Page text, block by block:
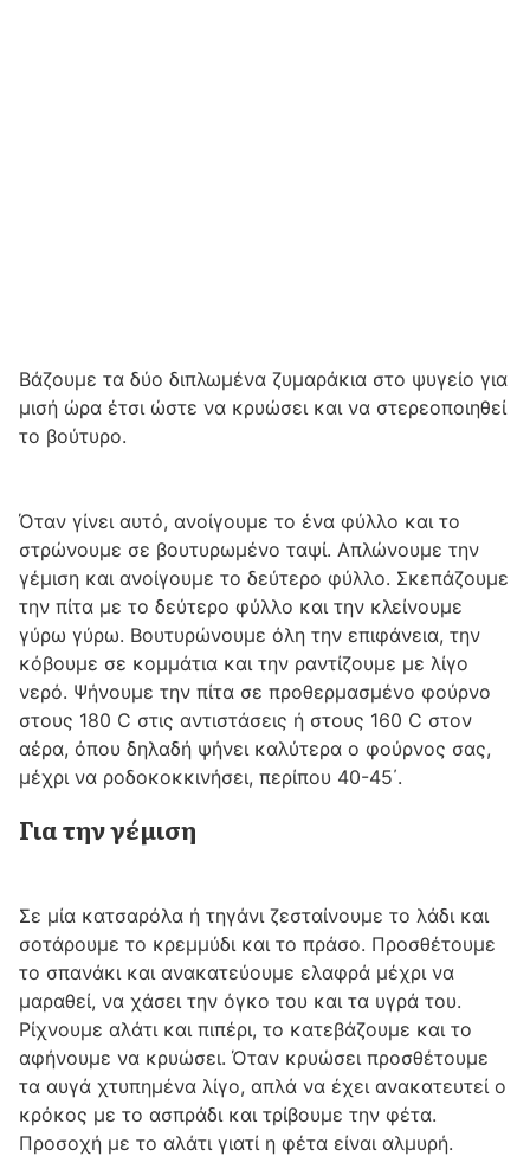
Βάζουμε τα δύο διπλωμένα ζυμαράκια στο ψυγείο για
μισή ώρα έτσι ώστε να κρυώσει και να στερεοποιηθεί
το βούτυρο.
Όταν γίνει αυτό, ανοίγουμε το ένα φύλλο και το
στρώνουμε σε βουτυρωμένο ταψί. Απλώνουμε την
γέμιση και ανοίγουμε το δεύτερο φύλλο. Σκεπάζουμε
την πίτα με το δεύτερο φύλλο και την κλείνουμε
γύρω γύρω. Βουτυρώνουμε όλη την επιφάνεια, την
κόβουμε σε κομμάτια και την ραντίζουμε με λίγο
νερό. Ψήνουμε την πίτα σε προθερμασμένο φούρνο
στους 180 C στις αντιστάσεις ή στους 160 C στον
αέρα, όπου δηλαδή ψήνει καλύτερα ο φούρνος σας,
μέχρι να ροδοκοκκινήσει, περίπου 40-45΄.
Για την γέμιση
Σε μία κατσαρόλα ή τηγάνι ζεσταίνουμε το λάδι και
σοτάρουμε το κρεμμύδι και το πράσο. Προσθέτουμε
το σπανάκι και ανακατεύουμε ελαφρά μέχρι να
μαραθεί, να χάσει την όγκο του και τα υγρά του.
Ρίχνουμε αλάτι και πιπέρι, το κατεβάζουμε και το
αφήνουμε να κρυώσει. Όταν κρυώσει προσθέτουμε
τα αυγά χτυπημένα λίγο, απλά να έχει ανακατευτεί ο
κρόκος με το ασπράδι και τρίβουμε την φέτα.
Προσοχή με το αλάτι γιατί η φέτα είναι αλμυρή.